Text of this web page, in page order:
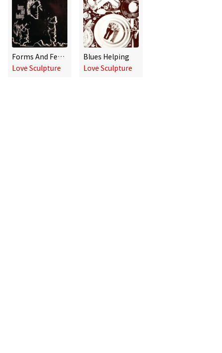
Forms And Feelings
Love Sculpture
Blues Helping
Love Sculpture